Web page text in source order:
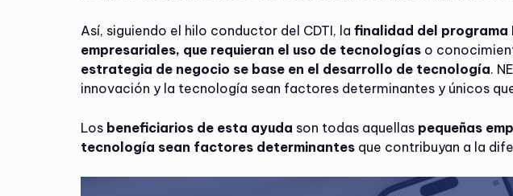
Así, siguiendo el hilo conductor del CDTI, la finalidad del programa
empresariales, que requieran el uso de tecnologías o
estrategia de negocio se base en el desarrollo de tecnología.
innovación y la tecnología sean factores determinantes y únicos
Los beneficiarios de esta ayuda son todas aquellas pequeñas
tecnología sean factores determinantes que contribuyan a la